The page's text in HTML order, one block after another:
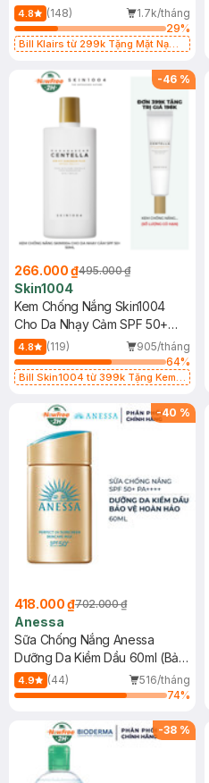
4.8 (148)
1.7k/tháng
29%
Bill Klairs từ 299k Tặng Mặt Nạ
25ml (SL Có Hạn)
-46 %
266.000 ₫495.000 ₫
Skin1004
Kem Chống Nắng Skin1004
Cho Da Nhạy Cảm SPF 50+
50ml
4.8 (119)
905/tháng
64%
Bill Skin1004 từ 399k Tặng Kem
SPF 50+ 20ml (SL Có Hạn)
-40 %
418.000 ₫702.000 ₫
Anessa
Sữa Chống Nắng Anessa
Dưỡng Da Kiềm Dầu 60ml (Bản
Mới)
4.9 (44)
516/tháng
74%
-38 %